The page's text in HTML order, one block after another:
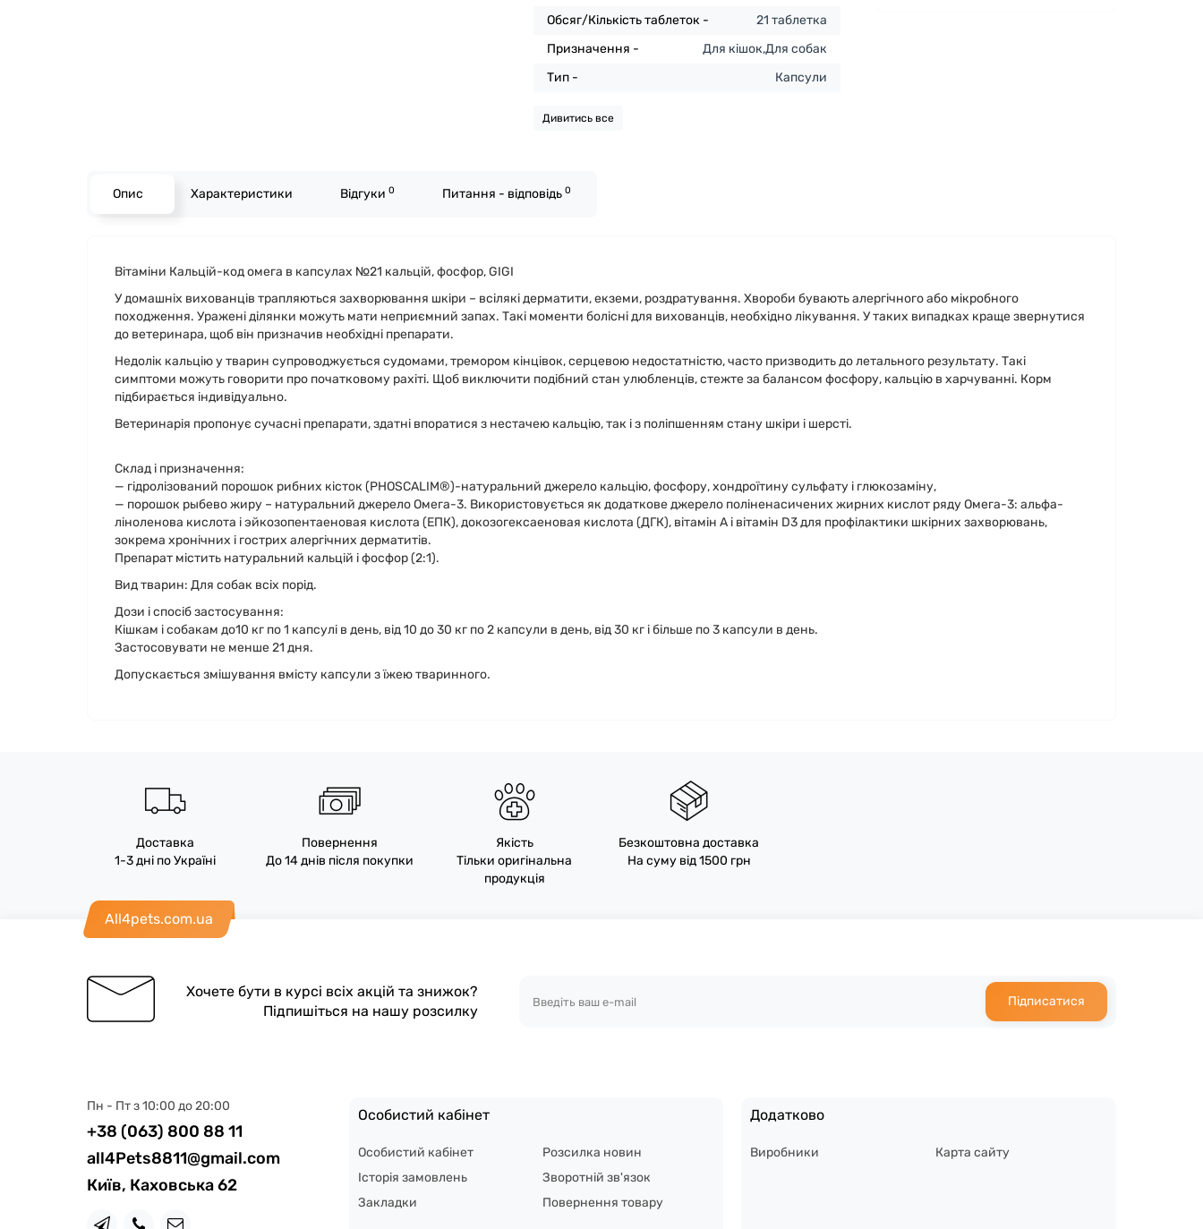
Обсяг/Кількість таблеток -
21 таблетка
Призначення -
Для кішок,Для собак
Тип -
Капсули
Дивитись все
Опис Характеристики Відгуки 0 Питання - відповідь 0
Вітаміни Кальцій-код омега в капсулах №21 кальцій, фосфор, GIGI
У домашніх вихованців трапляються захворювання шкіри – всілякі дерматити, екземи, роздратування. Хвороби бувають алергічного або мікробного
походження. Уражені ділянки можуть мати неприємний запах. Такі моменти болісні для вихованців, необхідно лікування. У таких випадках краще звернутися
до ветеринара, щоб він призначив необхідні препарати.
Недолік кальцію у тварин супроводжується судомами, тремором кінцівок, серцевою недостатністю, часто призводить до летального результату. Такі
симптоми можуть говорити про початковому рахіті. Щоб виключити подібний стан улюбленців, стежте за балансом фосфору, кальцію в харчуванні. Корм
підбирається індивідуально.
Ветеринарія пропонує сучасні препарати, здатні впоратися з нестачею кальцію, так і з поліпшенням стану шкіри і шерсті.
Склад і призначення:
— гідролізований порошок рибних кісток (PHOSCALIM®)-натуральний джерело кальцію, фосфору, хондроїтину сульфату і глюкозаміну,
— порошок рыбево жиру – натуральний джерело Омега-3. Використовується як додаткове джерело поліненасичених жирних кислот ряду Омега-3: альфа-
ліноленова кислота і эйкозопентаеновая кислота (ЕПК), докозогексаеновая кислота (ДГК), вітамін А і вітамін D3 для профілактики шкірних захворювань,
зокрема хронічних і гострих алергічних дерматитів.
Препарат містить натуральний кальцій і фосфор (2:1).
Вид тварин: Для собак всіх порід.
Дози і спосіб застосування:
Кішкам і собакам до10 кг по 1 капсулі в день, від 10 до 30 кг по 2 капсули в день, від 30 кг і більше по 3 капсули в день.
Застосовувати не менше 21 дня.
Допускається змішування вмісту капсули з їжею тваринного.
Доставка
1-3 дні по Україні
Повернення
До 14 днів після покупки
Якість
Тільки оригінальна
продукція
Безкоштовна доставка
На суму від 1500 грн
All4pets.com.ua
Хочете бути в курсі всіх акцій та знижок?
Підпишіться на нашу розсилку
Підписатися
Пн - Пт з 10:00 до 20:00
+38 (063) 800 88 11
all4Pets8811@gmail.com
Київ, Каховська 62
Особистий кабінет
Особистий кабінет
Історія замовлень
Закладки
Розсилка новин
Зворотній зв'язок
Повернення товару
Додатково
Виробники Карта сайту